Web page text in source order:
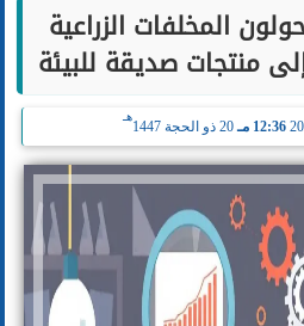
المخلفات الزراعية
منتجات صديقة للبيئة
12:36 مـ 20 ذو الحجة 1447
هـ